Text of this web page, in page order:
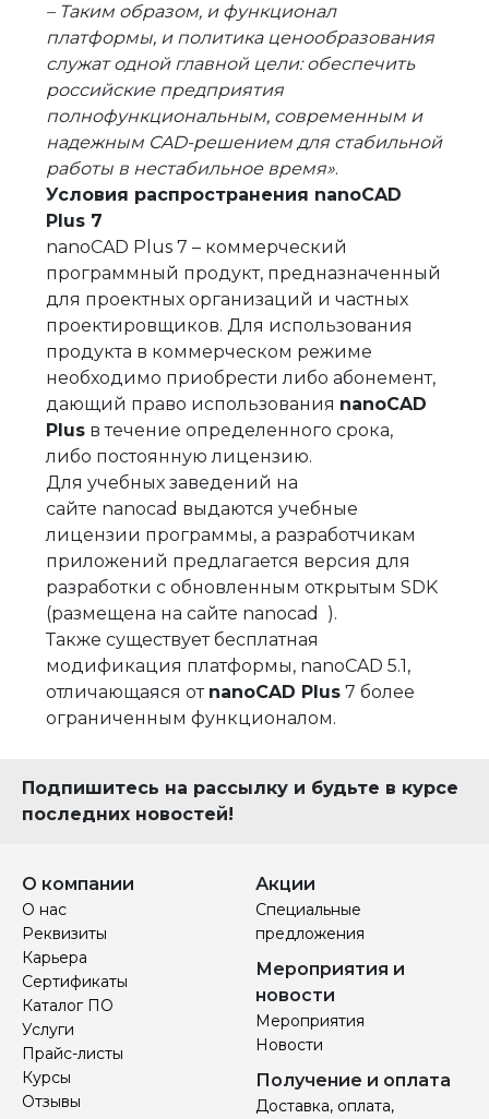
– Таким образом, и функционал
платформы, и политика ценообразования
служат одной главной цели: обеспечить
российские предприятия
полнофункциональным, современным и
надежным CAD-решением для стабильной
работы в нестабильное время».
Условия распространения nanoCAD
Plus 7
nanoCAD Plus 7 – коммерческий
программный продукт, предназначенный
для проектных организаций и частных
проектировщиков. Для использования
продукта в коммерческом режиме
необходимо приобрести либо абонемент,
дающий право использования nanoCAD
Plus в течение определенного срока,
либо постоянную лицензию.
Для учебных заведений на
сайте nanocad выдаются учебные
лицензии программы, а разработчикам
приложений предлагается версия для
разработки с обновленным открытым SDK
(размещена на сайте nanocad ).
Также существует бесплатная
модификация платформы, nanoCAD 5.1,
отличающаяся от nanoCAD Plus 7 более
ограниченным функционалом.
Подпишитесь на рассылку и будьте в курсе
последних новостей!
О компании
О нас
Реквизиты
Карьера
Сертификаты
Каталог ПО
Услуги
Прайс-листы
Курсы
Отзывы
Акции
Специальные
предложения
Мероприятия и
новости
Мероприятия
Новости
Получение и оплата
Доставка, оплата,